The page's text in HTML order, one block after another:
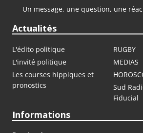
Un message, une question, une
Actualités
L'édito politique
RUGBY
L'invité politique
MEDIAS
Les courses hippiques et
pronostics
Sud
Fiducial
Informations